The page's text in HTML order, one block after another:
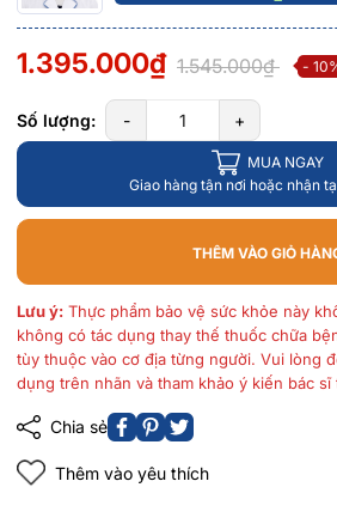
1.395.000₫ 1.545.000₫ -
Số lượng: - +
MUA NGAY
Giao hàng tận nơi hoặc nhận
THÊM VÀO GIỎ
Lưu ý: Thực phẩm bảo vệ sức khỏe này
không có tác dụng thay thế thuốc chữa
tùy thuộc vào cơ địa từng người. Vui lòng
dụng trên nhãn và tham khảo ý kiến bác
Chia sẻ
Thêm vào yêu thích